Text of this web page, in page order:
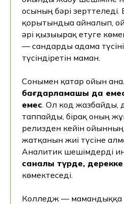
осының бәрі зерттеледі.
қорытындыға айналып,
әрі қызығырақ етуге
— сандарды адамға
түсіндіретін маман.
Сонымен қатар ойын
бағдарламашы да
емес. Ол код жазбайды,
таппайды, бірақ оның
релизден кейін
жатқанын жиі түсіне
Аналитик шешімдерді
саналы түрде, дерекке
көмектеседі.
Колледж — мамандыққа